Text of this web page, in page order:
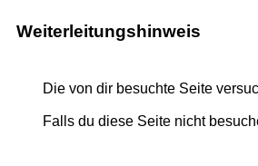
Weiterleitungshinweis
Die von dir besuchte Seite
Falls du diese Seite nicht